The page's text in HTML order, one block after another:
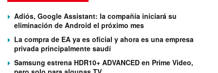
Adiós, Google Assistant: la compañía iniciará su
eliminación de Android el próximo mes
La compra de EA ya es oficial y ahora es una empresa
privada principalmente saudí
Samsung estrena HDR10+ ADVANCED en Prime Video,